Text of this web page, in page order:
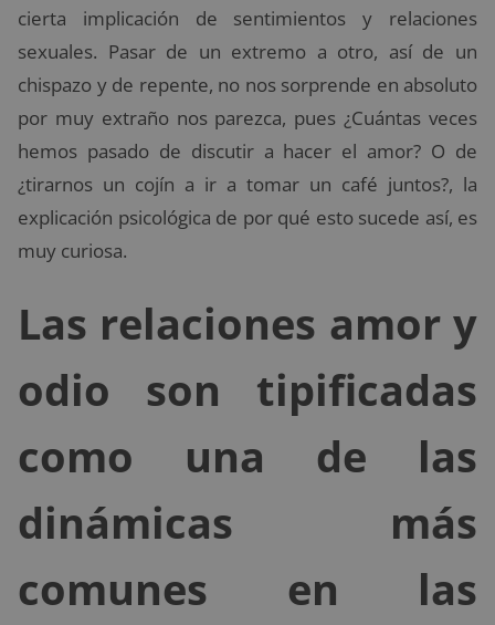
cierta implicación de sentimientos y relaciones
sexuales. Pasar de un extremo a otro, así de un
chispazo y de repente, no nos sorprende en absoluto
por muy extraño nos parezca, pues ¿Cuántas veces
hemos pasado de discutir a hacer el amor? O de
¿tirarnos un cojín a ir a tomar un café juntos?, la
explicación psicológica de por qué esto sucede así, es
muy curiosa.
Las relaciones amor y
odio son tipificadas
como una de las
dinámicas más
comunes en las